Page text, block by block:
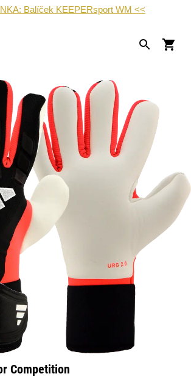
Balíček KEEPERsport WM <<
Competition